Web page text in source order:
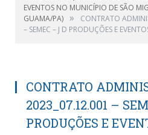
EVENTOS NO MUNICÍPIO DE SÃO
GUAMA/PA) »
CONTRATO
– SEMEC – J D PRODUÇÕES E
CONTRATO
2023_07.12.001 –
PRODUÇÕES E